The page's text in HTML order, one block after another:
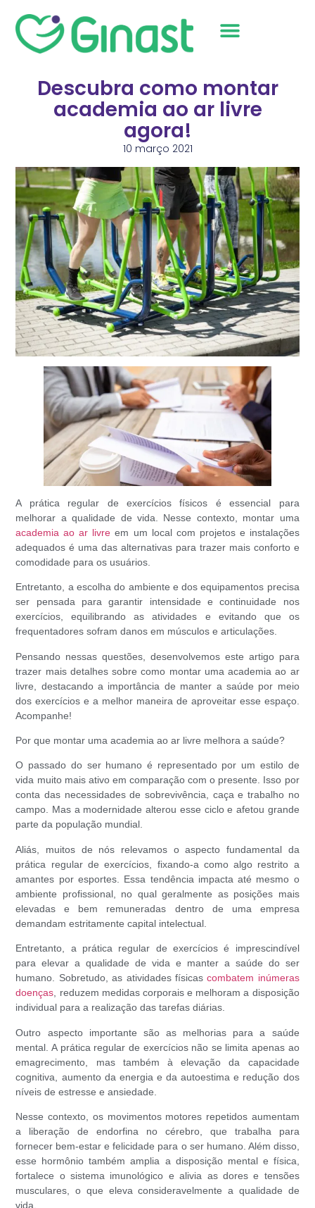
Descubra como montar
academia ao ar livre
agora!
10 março 2021
A prática regular de exercícios físicos é essencial para
melhorar a qualidade de vida. Nesse contexto, montar uma
academia ao ar livre em um local com projetos e instalações
adequados é uma das alternativas para trazer mais conforto e
comodidade para os usuários.
Entretanto, a escolha do ambiente e dos equipamentos precisa
ser pensada para garantir intensidade e continuidade nos
exercícios, equilibrando as atividades e evitando que os
frequentadores sofram danos em músculos e articulações.
Pensando nessas questões, desenvolvemos este artigo para
trazer mais detalhes sobre como montar uma academia ao ar
livre, destacando a importância de manter a saúde por meio
dos exercícios e a melhor maneira de aproveitar esse espaço.
Acompanhe!
Por que montar uma academia ao ar livre melhora a saúde?
O passado do ser humano é representado por um estilo de
vida muito mais ativo em comparação com o presente. Isso por
conta das necessidades de sobrevivência, caça e trabalho no
campo. Mas a modernidade alterou esse ciclo e afetou grande
parte da população mundial.
Aliás, muitos de nós relevamos o aspecto fundamental da
prática regular de exercícios, fixando-a como algo restrito a
amantes por esportes. Essa tendência impacta até mesmo o
ambiente profissional, no qual geralmente as posições mais
elevadas e bem remuneradas dentro de uma empresa
demandam estritamente capital intelectual.
Entretanto, a prática regular de exercícios é imprescindível
para elevar a qualidade de vida e manter a saúde do ser
humano. Sobretudo, as atividades físicascombatem inúmeras
doenças , reduzem medidas corporais e melhoram a disposição
individual para a realização das tarefas diárias.
Outro aspecto importante são as melhorias para a saúde
mental. A prática regular de exercícios não se limita apenas ao
emagrecimento, mas também à elevação da capacidade
cognitiva, aumento da energia e da autoestima e redução dos
níveis de estresse e ansiedade.
Nesse contexto, os movimentos motores repetidos aumentam
a liberação de endorfina no cérebro, que trabalha para
fornecer bem-estar e felicidade para o ser humano. Além disso,
esse hormônio também amplia a disposição mental e física,
fortalece o sistema imunológico e alivia as dores e tensões
musculares, o que eleva consideravelmente a qualidade de
vida.